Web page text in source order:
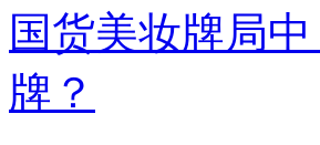
国货美妆牌局
牌？